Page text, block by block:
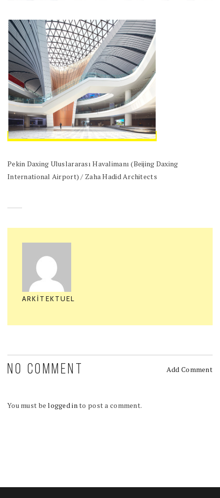
Pekin Daxing Uluslararası Havalimanı (Beijing Daxing
International Airport) / Zaha Hadid Architects
ARKITEKTUEL
NO COMMENT Add Comment
You must belogged in to post a comment.